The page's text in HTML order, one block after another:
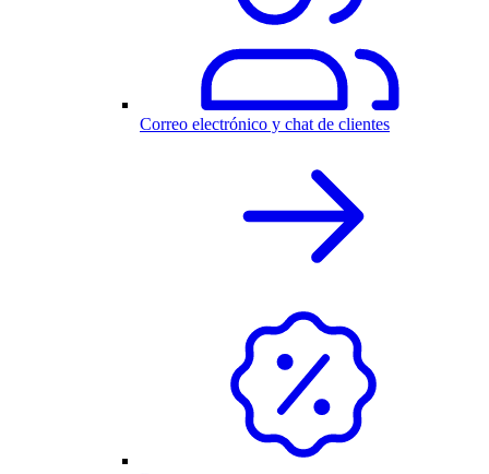
Correo electrónico y chat de clientes